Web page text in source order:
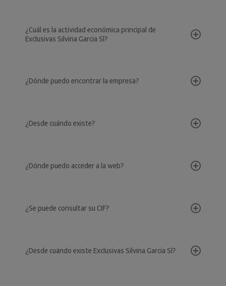
¿Cuál es la actividad económica principal de
Exclusivas Silvina Garcia Sl?
¿Dónde puedo encontrar la empresa?
¿Desde cuándo existe?
¿Dónde puedo acceder a la web?
¿Se puede consultar su CIF?
¿Desde cuándo existe Exclusivas Silvina Garcia Sl?